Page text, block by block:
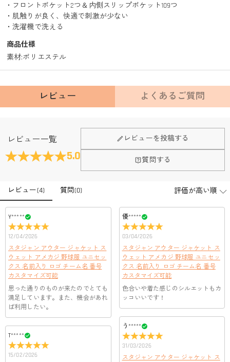
・フロントポケット2つ＆内側スリップポケット109つ
・肌触りが良く、快適で刺激が少ない
・洗濯機で洗える
商品仕様
素材:ポリエステル
レビュー よくあるご質問
レビュー一覧
5.0
レビューを投稿する
質問する
レビュー(4) 質問(0)
Y*****
12/04/2026
スタジャン アウター ジャケット ス
ウェット アメカジ 野球服 ユニセッ
クス 名前入り ロゴ チーム名 番号
カスタマイズ可能
思った通りのものが来たのでとても
満足しています。また、機会があれ
ば利用したい。
T*****
15/02/2026
優*****
03/04/2026
スタジャン アウター ジャケット ス
ウェット アメカジ 野球服 ユニセッ
クス 名前入り ロゴ チーム名 番号
カスタマイズ可能
色合いや着た感じのシルエットもカ
ッコいいです！
う*****
31/03/2026
スタジャン アウター ジャケット ス
Fanscheerについて
会社はどこにありますか？
本社はホンコンにあります。
店舗に費やす家賃や保険、人的労力等のコストを節約して、商
品自身が値下げできるために、現在はオンラインストアのみ運
営しております。
注文＆支払いについて
注文後に注文の内容を変更できますか？
もし注文確認メールをご確認後、注文内容に間違いでもありま
したら、至急カスタマーサポート【Eメール：
service@drawelry.jp】までご連絡ください。ご連絡頂く時に注文
番号もお送りください。
支払方法は何がありますか？
お支払い方法は、クレジットカード、コンビニ前払い、
Paypal、ApplePay、GooglePayからお選びいただけます。
支払い情報は保護されますか？
お支払い情報は高度なセキュリティで保護されております。お
客様のお支払い情報は当社のサーバーに一切保存されません。
Paypal又はクレジットカート発行会社によって処理されます。
支払い情報は保護されますか？
当社では、個人情報保護を目的としたコンプライアンスに則
り、プライバシーポリシーを定めています。お客様に安心かつ
安全にご利用いただけるよう最善の注意を払い、個人情報を厳
重に取り扱っています。 詳細はプライバシーポリシー
確認ください。
服＆ファッション
どうやってオリジナル服をオーダーメイドします
か？